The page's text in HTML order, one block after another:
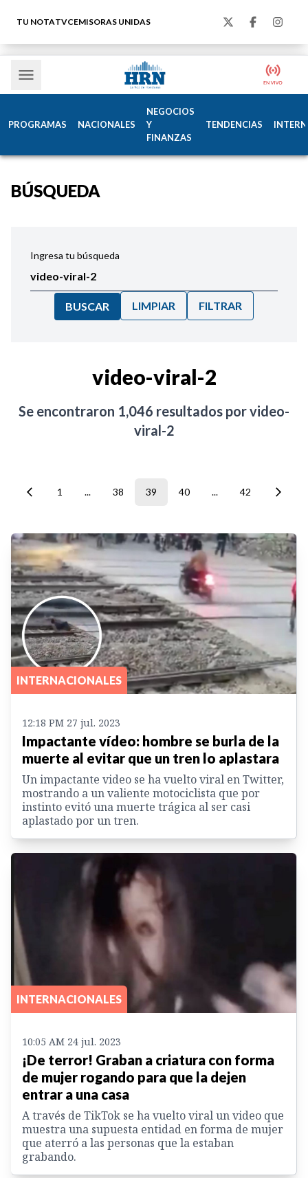
TU NOTATVCEMISORAS UNIDAS
PROGRAMAS NACIONALES
NEGOCIOS
Y
FINANZAS
TENDENCIAS
BÚSQUEDA
Ingresa tu búsqueda
BUSCAR LIMPIAR FILTRAR
video-viral-2
Se encontraron 1,046 resultados porvideo-
viral-2
1 ... 38 39 40 ... 42
INTERNACIONALES
12:18 PM 27 jul. 2023
Impactante vídeo: hombre se burla de la
muerte al evitar que un tren lo aplastara
Un impactante video se ha vuelto viral en Twitter,
mostrando a un valiente motociclista que por
instinto evitó una muerte trágica al ser casi
aplastado por un tren.
INTERNACIONALES
10:05 AM 24 jul. 2023
¡De terror! Graban a criatura con forma
de mujer rogando para que la dejen
entrar a una casa
A través de TikTok se ha vuelto viral un video que
muestra una supuesta entidad en forma de mujer
que aterró a las personas que la estaban
grabando.